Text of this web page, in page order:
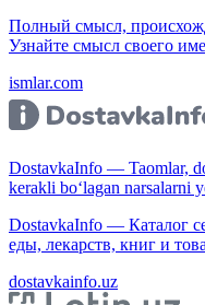
Полный смысл,
Узнайте смысл своего
ismlar.com
DostavkaInfo — Taomlar,
kerakli bo‘lagan narsalarni
DostavkaInfo — Каталог
еды, лекарств, книг и
dostavkainfo.uz